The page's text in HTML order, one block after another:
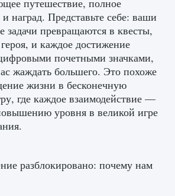
2 395 0 2
Palworld EPalworld
мира — Невозможно
данных мира»
путешествие, полное
наград. Представьте себе: ваши
задачи превращаются в квесты,
и каждое достижение
почетными значками,
жаждать большего. Это похоже
жизни в бесконечную
где каждое взаимодействие —
уровня в великой игре
разблокировано: почему нам